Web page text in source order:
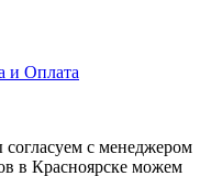
и Оплата
с менеджером
в Красноярске можем